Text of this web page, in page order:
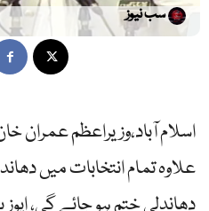
سب نیوز
علاوہ تمام انتخابات میں